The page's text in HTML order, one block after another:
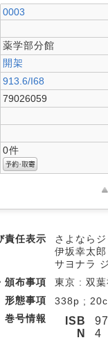
0003
薬学部分館
開架
913.6/I68
79026059
0件
責任表示
さよなら
伊坂幸太
サヨナラ
頒布事項
東京 : 双
形態事項
338p ;
巻号情報
ISB
N
4